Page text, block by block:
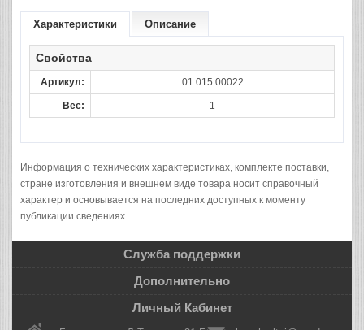
Характеристики Описание
Свойства
Артикул: 01.015.00022
Вес: 1
Информация о технических характеристиках, комплекте поставки,
стране изготовления и внешнем виде товара носит справочный
характер и основывается на последних доступных к моменту
публикации сведениях.
Служба поддержки
Дополнительно
Личный Кабинет